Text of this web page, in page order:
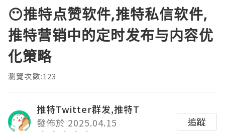
😶推特点赞软件,推特私信软件,
推特营销中的定时发布与内容优
化策略
瀏覽次數:123
推特Twitter群发,推特T
發佈於 2025.04.15
追蹤